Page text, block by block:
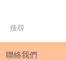
聯絡我們